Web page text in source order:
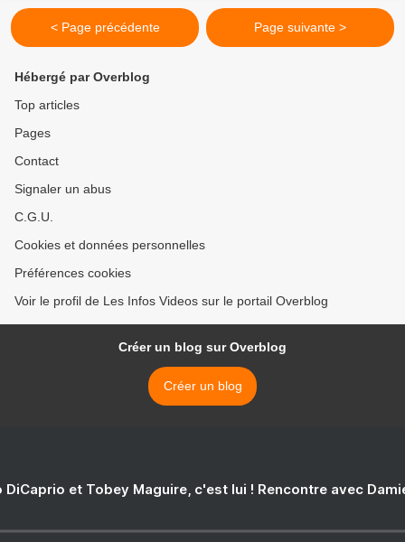
< Page précédente Page suivante >
Hébergé par Overblog
Top articles
Pages
Contact
Signaler un abus
C.G.U.
Cookies et données personnelles
Préférences cookies
Voir le profil de Les Infos Videos sur le portail Overblog
Créer un blog sur Overblog
Créer un blog
DiCaprio et Tobey Maguire, c'est lui ! Rencontre avec